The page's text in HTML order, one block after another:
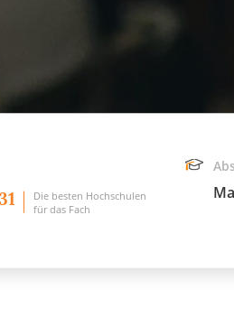
Die besten Hochschulen
für das Fach